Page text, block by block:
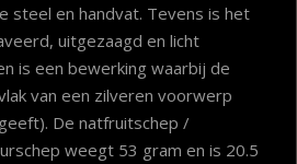
steel en handvat. Tevens is het
uitgezaagd en licht
is een bewerking waarbij de
van een zilveren voorwerp
De natfruitschep /
weegt 53 gram en is 20.5